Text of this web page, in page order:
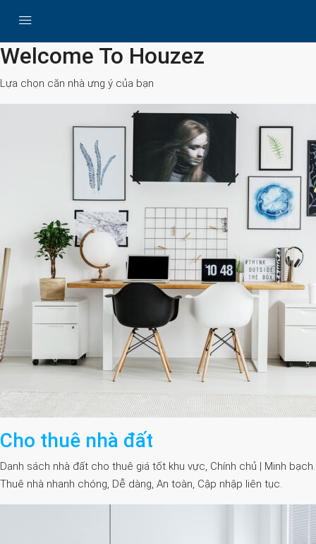
Search
Welcome To Houzez
Lựa chọn căn nhà ưng ý của bạn
Cho thuê nhà đất
Danh sách nhà đất cho thuê giá tốt khu vực, Chính chủ | Minh bạch.
Thuê nhà nhanh chóng, Dễ dàng, An toàn, Cập nhập liên tục.